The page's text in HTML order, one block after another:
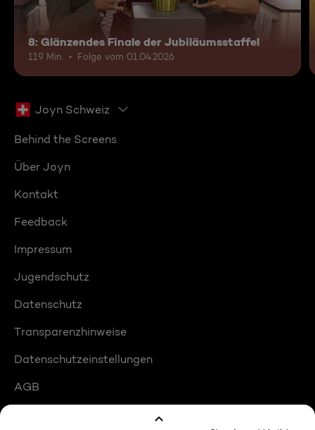
8: Glänzendes Finale der Jubiläumsstaffel
119 Min. Folge vom 01.04.2026
Joyn Schweiz
Behind the Screens
Über Joyn
Kontakt
Feedback
Impressum
Jugendschutz
Datenschutz
Transparenzhinweise
Datenschutzeinstellungen
AGB